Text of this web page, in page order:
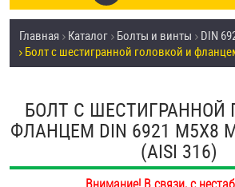
УСЛУГИ
СКИДКИ
ОПТ
ПОКУПАТЕЛЯМ
ОПЛАТА И ДОСТАВКА
Товары со скидкой
Анкеры
Антивандальный крепёж,
Главная Каталог Болты и винты
DIN
Болт с шестигранной головкой и
БОЛТ С ШЕСТИГРАННОЙ
ФЛАНЦЕМ DIN 6921 М5Х8
(AISI 316)